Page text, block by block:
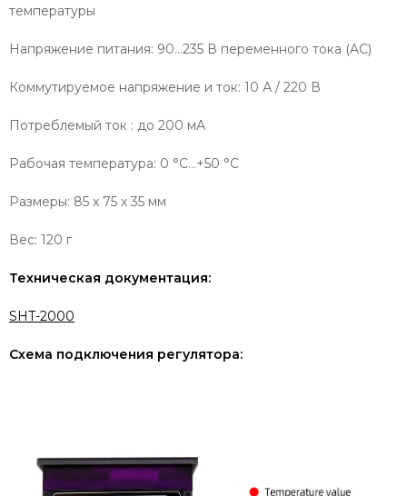
температуры
Напряжение питания: 90…235 В переменного тока (AC)
Коммутируемое напряжение и ток: 10 А / 220 В
Потреблемый ток : до 200 мА
Рабочая температура: 0 °C…+50 °C
Размеры: 85 x 75 x 35 мм
Вес: 120 г
Техническая документация:
SHT-2000
Схема подключения регулятора: